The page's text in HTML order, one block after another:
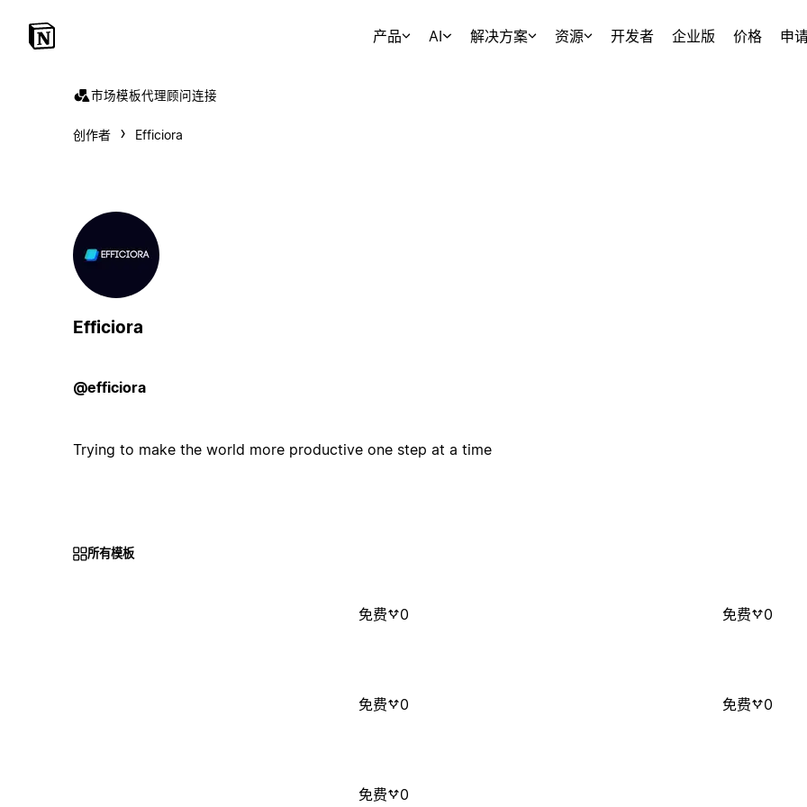
产品 AI 解决方案 资源 开发者 企业版 价格 申
市场模板代理顾问连接
创作者 Efficiora
Efficiora
@efficiora
Trying to make the world more productive one step at a time
所有模板
免费 0 免费 0
免费 0 免费 0
免费 0